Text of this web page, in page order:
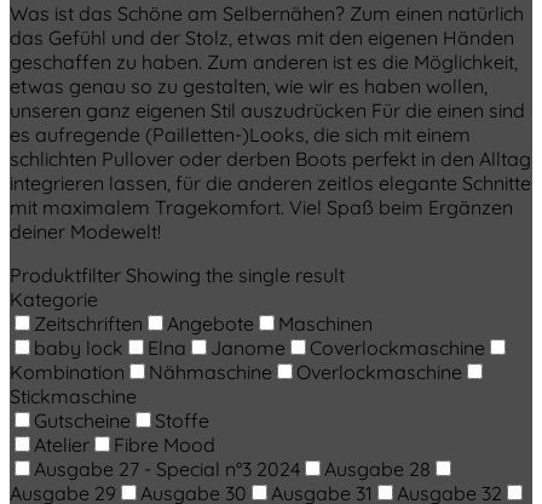
Was ist das Schöne am Selbernähen? Zum einen natürlich
das Gefühl und der Stolz, etwas mit den eigenen Händen
geschaffen zu haben. Zum anderen ist es die Möglichkeit,
etwas genau so zu gestalten, wie wir es haben wollen,
unseren ganz eigenen Stil auszudrücken Für die einen sind
es aufregende (Pailletten-)Looks, die sich mit einem
schlichten Pullover oder derben Boots perfekt in den Alltag
integrieren lassen, für die anderen zeitlos elegante Schnitte
mit maximalem Tragekomfort. Viel Spaß beim Ergänzen
deiner Modewelt!
Produktfilter Showing the single result
Kategorie
Zeitschriften
Angebote
Maschinen
baby lock
Elna Janome
Coverlockmaschine
Kombination
Nähmaschine
Overlockmaschine
Stickmaschine
Gutscheine
Stoffe
Atelier
Fibre Mood
Ausgabe 27 - Special n°3 2024
Ausgabe 28
Ausgabe 29
Ausgabe 30 Ausgabe 31
Ausgabe 32